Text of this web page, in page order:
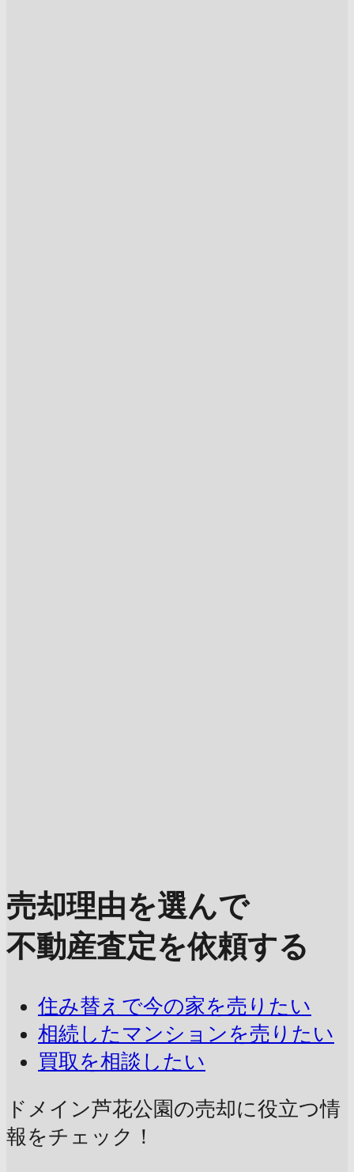
売却理由を選んで
不動産査定を依頼する
住み替えで今の家を売りたい
相続したマンションを売りたい
買取を相談したい
ドメイン芦花公園の売却に役立つ情
報をチェック！